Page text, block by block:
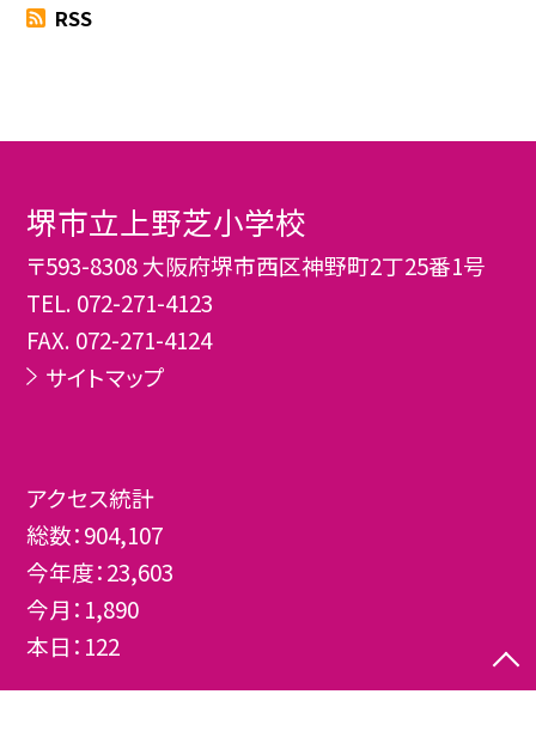
RSS
堺市立上野芝小学校
〒593-8308 大阪府堺市西区神野町2丁25番1号
TEL. 072-271-4123
FAX. 072-271-4124
サイトマップ
アクセス統計
総数：904,107
今年度：23,603
今月： 1,890
本日： 122